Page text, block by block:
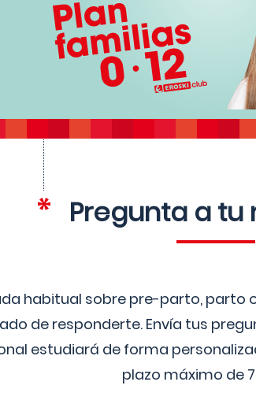
Pregunta a
habitual sobre pre-parto,
de responderte. Envía tus
estudiará de forma
plazo máximo de